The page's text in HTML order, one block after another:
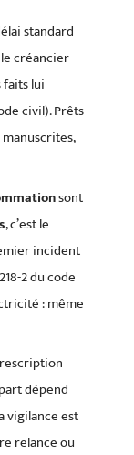
standard
créancier
lui
civil). Prêts
manuscrites,
sont
, c’est le
incident
2 du code
: même
dépend
vigilance est
relance ou